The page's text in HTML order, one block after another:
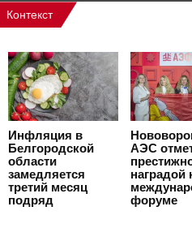
Контекст
Инфляция в
Белгородской
области
замедляется
третий месяц
подряд
АЭС
наградой
форуме